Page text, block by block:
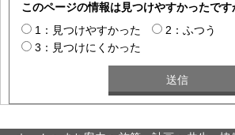
このページの情報は見つけやすかったです
1：見つけやすかった
2：ふつう
3：見つけにくかった